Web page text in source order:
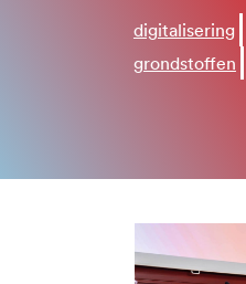
digitalisering
grondstoffen